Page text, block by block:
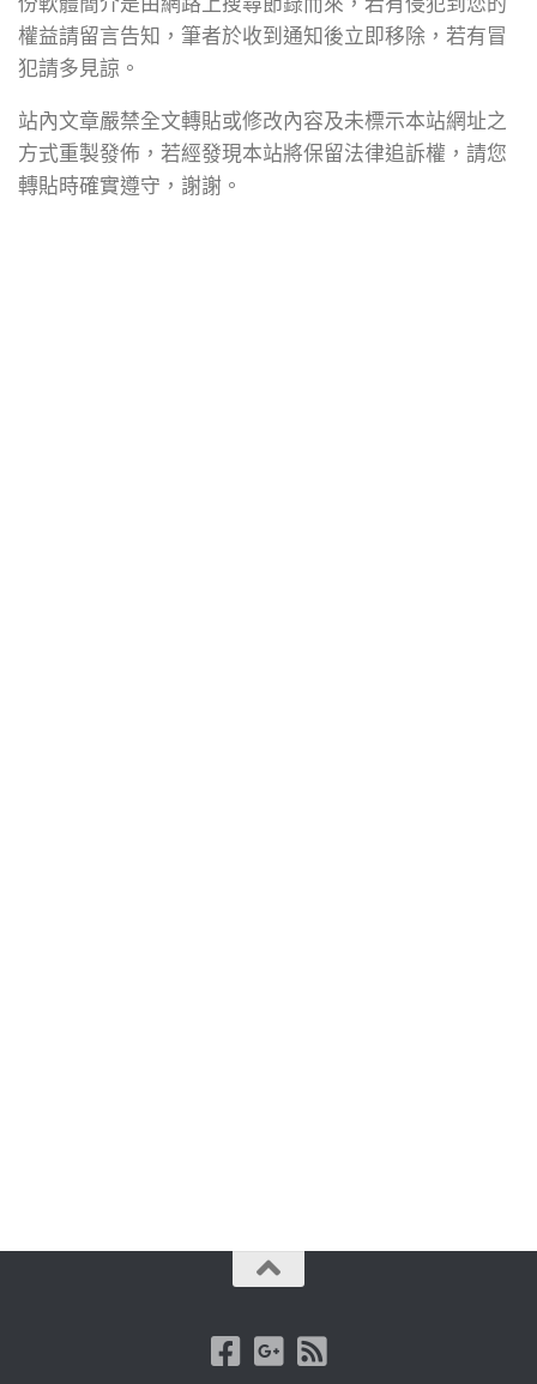
權益請留言告知，筆者於收到通知後立即移除，若有冒
犯請多見諒。
站內文章嚴禁全文轉貼或修改內容及未標示本站網址之
方式重製發佈，若經發現本站將保留法律追訴權，請您
轉貼時確實遵守，謝謝。